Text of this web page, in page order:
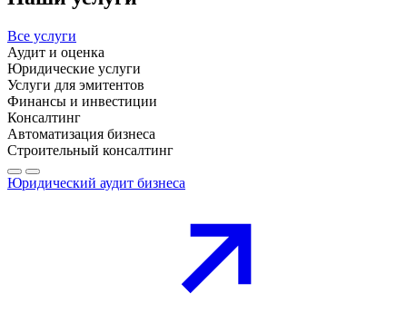
Все услуги
Аудит и оценка
Юридические услуги
Услуги для эмитентов
Финансы и инвестиции
Консалтинг
Автоматизация бизнеса
Строительный консалтинг
Юридический аудит бизнеса